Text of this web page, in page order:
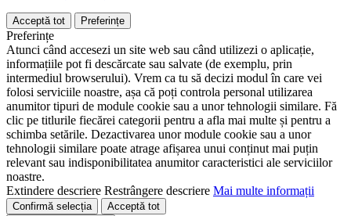
Acceptă tot Preferințe
Preferințe
Atunci când accesezi un site web sau când utilizezi o aplicație,
informațiile pot fi descărcate sau salvate (de exemplu, prin
intermediul browserului). Vrem ca tu să decizi modul în care vei
folosi serviciile noastre, așa că poți controla personal utilizarea
anumitor tipuri de module cookie sau a unor tehnologii similare. Fă
clic pe titlurile fiecărei categorii pentru a afla mai multe și pentru a
schimba setările. Dezactivarea unor module cookie sau a unor
tehnologii similare poate atrage afișarea unui conținut mai puțin
relevant sau indisponibilitatea anumitor caracteristici ale serviciilor
noastre.
Extindere descriere Restrângere descriere Mai multe informații
Confirmă selecția
Acceptă tot